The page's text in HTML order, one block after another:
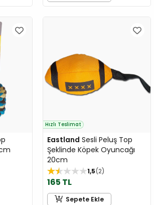
Hızlı Teslimat
Eastland Sesli Peluş Top
Şeklinde Köpek Oyuncağı
20cm
1,5 2
165 TL
Sepete Ekle